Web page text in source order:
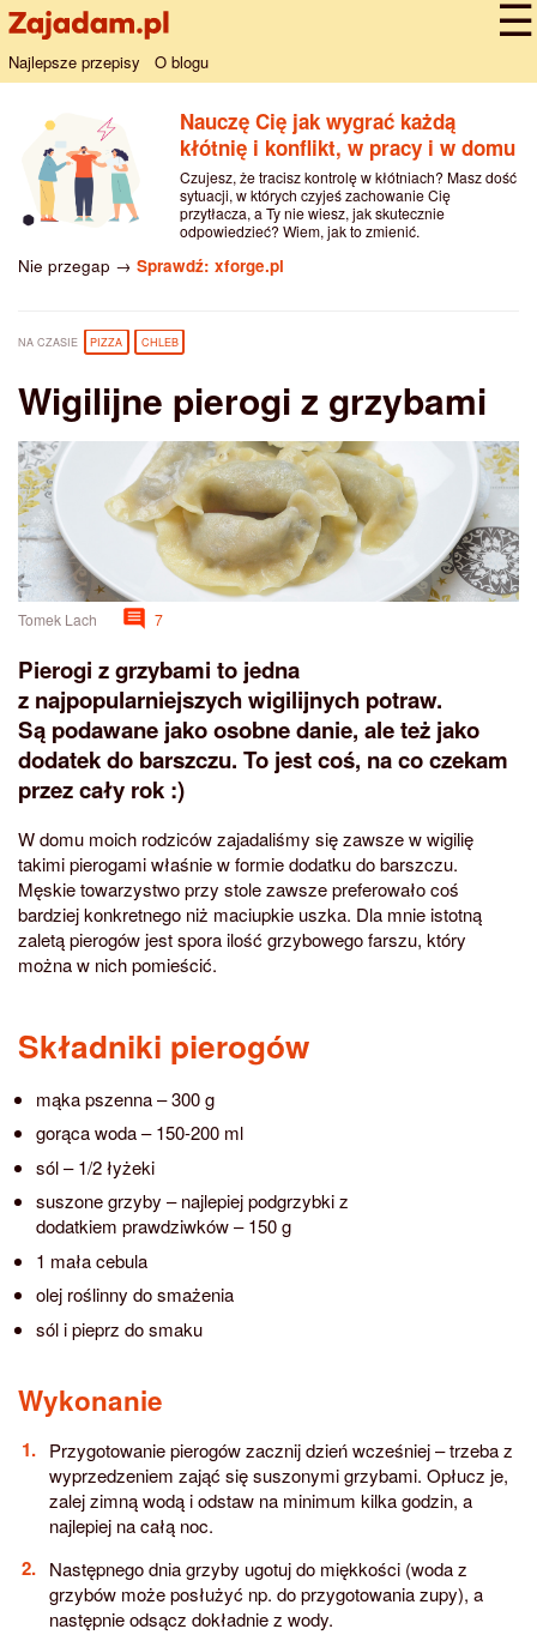
Najlepsze przepisy O blogu
Nauczę Cię jak wygrać każdą
kłótnię i konflikt, w pracy i w domu
Czujesz, że tracisz kontrolę w kłótniach? Masz dość
sytuacji, w których czyjeś zachowanie Cię
przytłacza, a Ty nie wiesz, jak skutecznie
odpowiedzieć? Wiem, jak to zmienić.
Nie przegap → Sprawdź: xforge.pl
NA CZASIE PIZZA CHLEB
Wigilijne pierogi z grzybami
Tomek Lach 7
Pierogi z grzybami to jedna
z najpopularniejszych wigilijnych potraw.
Są podawane jako osobne danie, ale też jako
dodatek do barszczu. To jest coś, na co czekam
przez cały rok :)
W domu moich rodziców zajadaliśmy się zawsze w wigilię
takimi pierogami właśnie w formie dodatku do barszczu.
Męskie towarzystwo przy stole zawsze preferowało coś
bardziej konkretnego niż maciupkie uszka. Dla mnie istotną
zaletą pierogów jest spora ilość grzybowego farszu, który
można w nich pomieścić.
Składniki pierogów
mąka pszenna – 300 g
gorąca woda – 150-200 ml
sól – 1/2 łyżeki
suszone grzyby – najlepiej podgrzybki z
dodatkiem prawdziwków – 150 g
1 mała cebula
olej roślinny do smażenia
sól i pieprz do smaku
Wykonanie
Przygotowanie pierogów zacznij dzień wcześniej – trzeba z
wyprzedzeniem zająć się suszonymi grzybami. Opłucz je,
zalej zimną wodą i odstaw na minimum kilka godzin, a
najlepiej na całą noc.
Następnego dnia grzyby ugotuj do miękkości (woda z
grzybów może posłużyć np. do przygotowania zupy), a
następnie odsącz dokładnie z wody.